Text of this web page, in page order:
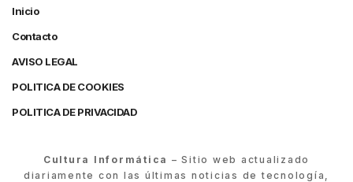
Inicio
Contacto
AVISO LEGAL
POLITICA DE COOKIES
POLITICA DE PRIVACIDAD
Cultura Informática – Sitio web actualizado
diariamente con las últimas noticias de tecnología,